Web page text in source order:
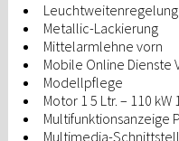
Leuchtweitenregelung
Metallic-Lackierung
Mittelarmlehne vorn
Mobile Online Dienste
Modellpflege
Motor 1 5 Ltr. – 110 kW
Multifunktionsanzeige
Multimedia-